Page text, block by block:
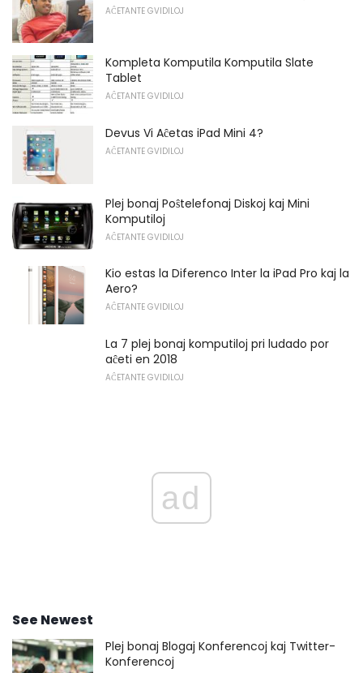
AĈETANTE GVIDILOJ
Kompleta Komputila Komputila Slate
Tablet
AĈETANTE GVIDILOJ
Devus Vi Aĉetas iPad Mini 4?
AĈETANTE GVIDILOJ
Plej bonaj Poŝtelefonaj Diskoj kaj Mini
Komputiloj
AĈETANTE GVIDILOJ
Kio estas la Diferenco Inter la iPad Pro kaj la
Aero?
AĈETANTE GVIDILOJ
La 7 plej bonaj komputiloj pri ludado por
aĉeti en 2018
AĈETANTE GVIDILOJ
ad
See Newest
Plej bonaj Blogaj Konferencoj kaj Twitter-
Konferencoj